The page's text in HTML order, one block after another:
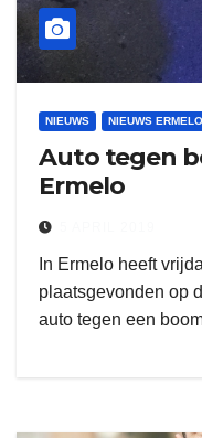
NIEUWS NIEUWS ERMELO
Auto tegen
Ermelo
In Ermelo heeft
plaatsgevonden op
auto tegen een